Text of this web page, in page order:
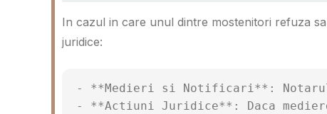
In cazul in care unul dintre mostenitori refuza
juridice:
- **Medieri si Notificari**:
- **Actiuni Juridice**: Daca